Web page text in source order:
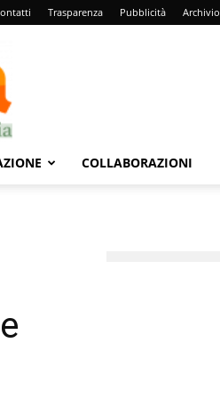
Trasparenza Pubblicità Archivio
COLLABORAZIONI